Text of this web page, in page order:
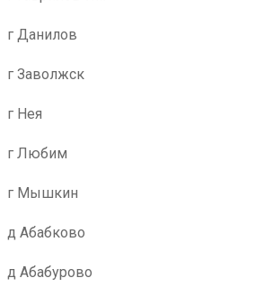
г Данилов
г Заволжск
г Нея
г Любим
г Мышкин
д Абабково
д Абабурово